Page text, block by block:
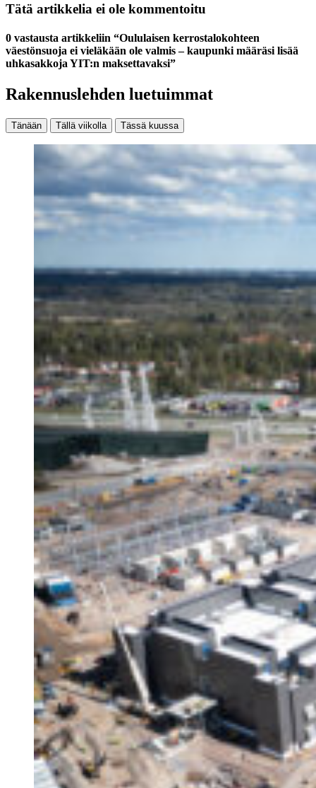
Tätä artikkelia ei ole kommentoitu
0 vastausta artikkeliin “Oululaisen kerrostalokohteen
väestönsuoja ei vieläkään ole valmis – kaupunki määräsi lisää
uhkasakkoja YIT:n maksettavaksi”
Rakennuslehden luetuimmat
Tänään Tällä viikolla Tässä kuussa